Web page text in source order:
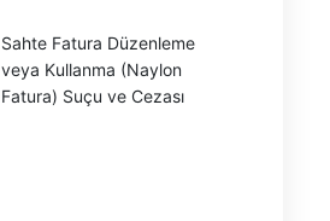
Sahte Fatura Düzenleme
veya Kullanma (Naylon
Fatura) Suçu ve Cezası